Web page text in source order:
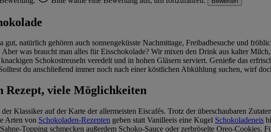
gut, natürlich gehören auch sonnengeküsste Nachmittage, Freibadbesuche und
was braucht man alles für Eisschokolade? Wir mixen den Drink aus kalter
Schokostreuseln veredelt und in hohen Gläsern serviert. Genieße das
du anschließend immer noch nach einer köstlichen Abkühlung suchen, wirf
Rezept, viele Möglichkeiten
Klassiker auf der Karte der allermeisten Eiscafés. Trotz der überschaubaren
Arten von Schokoladen-Rezepten geben statt Vanilleeis eine Kugel Schokoladeneis
Topping schmecken außerdem Schoko-Sauce oder zerbröselte Oreo-Cookies.